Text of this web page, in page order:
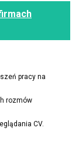
pracy na
rozmów
CV.